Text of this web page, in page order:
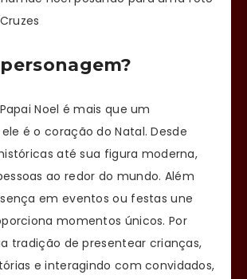
Noel é mais que um
é o coração do Natal. Desde
até sua figura moderna,
ao redor do mundo. Além
em eventos ou festas une
momentos únicos. Por
tradição de presentear crianças,
e interagindo com convidados,